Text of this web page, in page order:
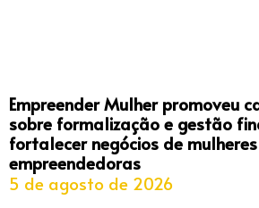
Empreender Mulher promoveu
sobre formalização e gestão
fortalecer negócios de mulheres
empreendedoras
5 de agosto de 2026